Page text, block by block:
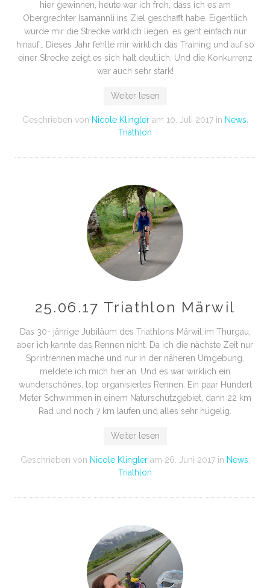
hier gewinnen, heute war ich froh, dass ich es am
Obergrechter Isamännli ins Ziel geschafft habe. Eigentlich
würde mir die Strecke wirklich liegen, es geht einfach nur
hinauf… Dieses Jahr fehlte mir wirklich das Training und auf so
einer Strecke zeigt es sich halt deutlich. Und die Konkurrenz
war auch sehr stark!
Weiter lesen
Geschrieben von Nicole Klingleram 10. Juli 2017in News
Triathlon
25.06.17 Triathlon Märwil
Das 30- jährige Jubiläum des Triathlons Märwil im Thurgau,
aber ich kannte das Rennen nicht. Da ich die nächste Zeit nur
Sprintrennen mache und nur in der näheren Umgebung,
meldete ich mich hier an. Und es war wirklich ein
wunderschönes, top organisiertes Rennen. Ein paar Hundert
Meter Schwimmen in einem Naturschutzgebiet, dann 22 km
Rad und noch 7 km laufen und alles sehr hügelig.
Weiter lesen
Geschrieben von Nicole Klingleram 26. Juni 2017in News
Triathlon